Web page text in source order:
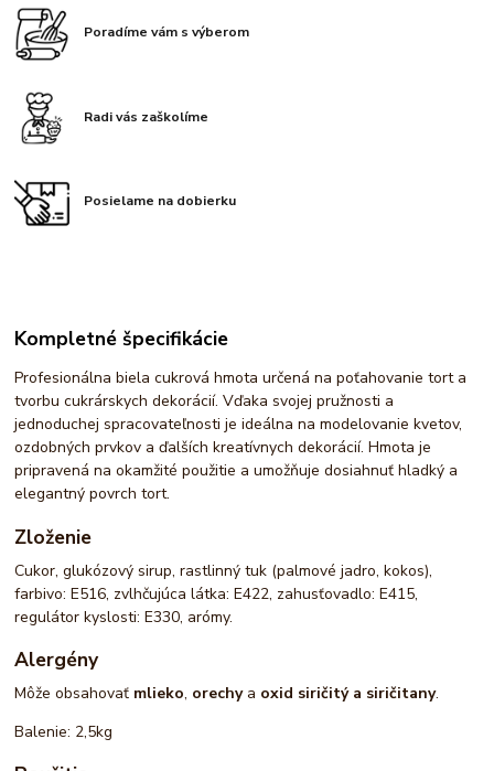
Poradíme vám s výberom
Radi vás zaškolíme
Posielame na dobierku
Kompletné špecifikácie
Profesionálna biela cukrová hmota určená na poťahovanie tort a
tvorbu cukrárskych dekorácií. Vďaka svojej pružnosti a
jednoduchej spracovateľnosti je ideálna na modelovanie kvetov,
ozdobných prvkov a ďalších kreatívnych dekorácií. Hmota je
pripravená na okamžité použitie a umožňuje dosiahnuť hladký a
elegantný povrch tort.
Zloženie
Cukor, glukózový sirup, rastlinný tuk (palmové jadro, kokos),
farbivo: E516, zvlhčujúca látka: E422, zahusťovadlo: E415,
regulátor kyslosti: E330, arómy.
Alergény
Môže obsahovať mlieko, orechya oxid siričitý a siričitany.
Balenie: 2,5kg